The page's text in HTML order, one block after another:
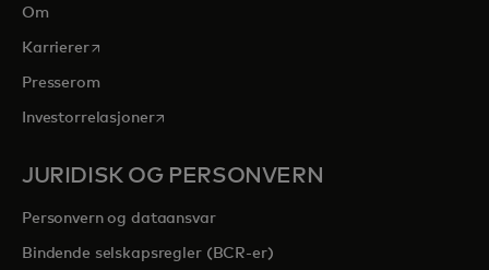
Om
Karriereropens in a new tab
Presserom
Investorrelasjoneropens in a new tab
JURIDISK OG PERSONVERN
Personvern og dataansvar
Bindende selskapsregler (BCR-er)